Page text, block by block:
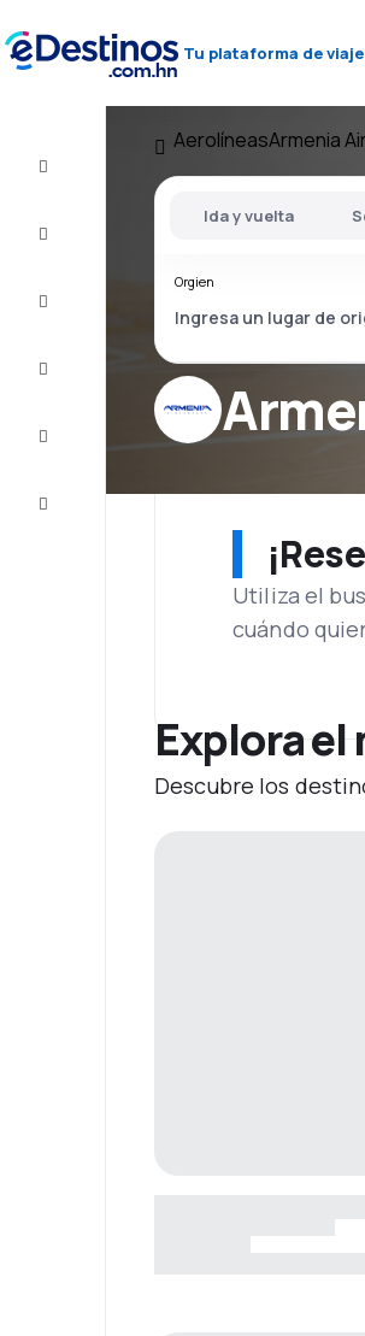
Tu plataforma de viaje
Atención
AerolíneasArmenia
Ida y vuelta
Orgien
Utiliza el
cuándo
Explora el
Descubre los